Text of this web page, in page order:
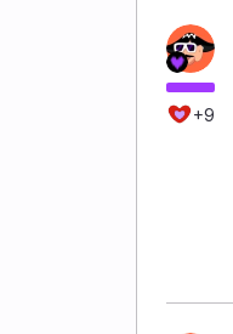
+9